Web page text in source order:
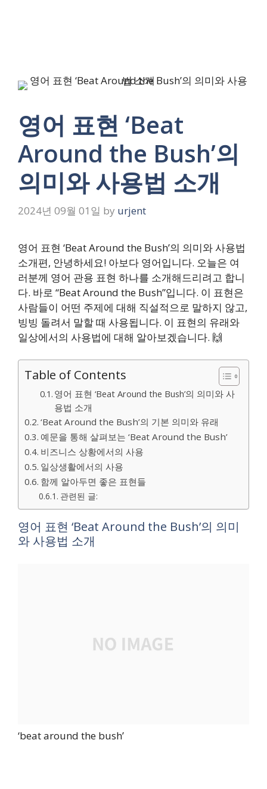
영어 표현 ‘Beat
Around the Bush’의
의미와 사용법 소개
2024년 09월 01일 by urjent
영어 표현 ‘Beat Around the Bush’의 의미와 사용법
소개편, 안녕하세요! 아보다 영어입니다. 오늘은 여
러분께 영어 관용 표현 하나를 소개해드리려고 합니
다. 바로 “Beat Around the Bush”입니다. 이 표현은
사람들이 어떤 주제에 대해 직설적으로 말하지 않고,
빙빙 돌려서 말할 때 사용됩니다. 이 표현의 유래와
일상에서의 사용법에 대해 알아보겠습니다. 🙌
Table of Contents
영어 표현 ‘Beat Around the Bush’의 의미와 사
용법 소개
‘Beat Around the Bush’의 기본 의미와 유래
예문을 통해 살펴보는 ‘Beat Around the Bush’
비즈니스 상황에서의 사용
일상생활에서의 사용
함께 알아두면 좋은 표현들
관련된 글:
영어 표현 ‘Beat Around the Bush’의 의미
와 사용법 소개
‘beat around the bush’